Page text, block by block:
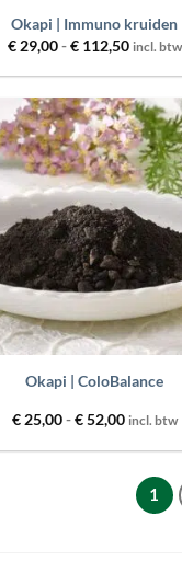
Okapi | Immuno kruiden
€29,00-€112,50
tot
incl. btw
aan
+
Okapi | ColoBalance
€25,00-€52,00
tot
incl. btw
1